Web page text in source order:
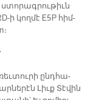
ի կող­մէ E5P հիմ­
ընդ­հա­
Լիւք Տէ­վին